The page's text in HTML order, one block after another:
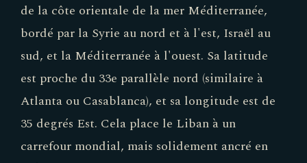
de la côte orientale de la mer Méditerranée,
bordé par la Syrie au nord et à l'est, Israël au
sud, et la Méditerranée à l'ouest. Sa latitude
est proche du 33e parallèle nord (similaire à
Atlanta ou Casablanca), et sa longitude est de
35 degrés Est. Cela place le Liban à un
carrefour mondial, mais solidement ancré en